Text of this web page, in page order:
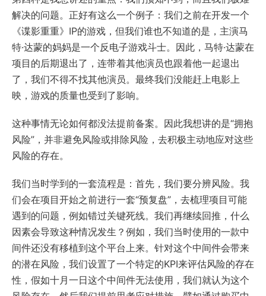
解决的问题。正好有这么一个例子：我们之前在开发一个
《谍影重重》IP的游戏，但我们谁也不知道的是，主演马
特·达蒙的妈妈是一个反电子游戏斗士。因此，马特·达蒙在
项目的后期退出了，连带着其他演员也跟着他一起退出
了，我们不得不找其他演员。最终我们没能赶上电影上
映，游戏的质量也受到了影响。
这种事情无论如何都没法提前备案。因此我想讲的是“拥抱
风险”，并非避免风险或排除风险，去积极主动地应对这些
风险的存在。
我们当时学到的一套流程是：首先，我们要分辨风险。我
们会在项目开始之前进行一套“预复盘”，去梳理项目可能
遇到的问题，例如错过关键死线。我们再继续回推，什么
因素会导致这种情况发生？例如，我们当时使用的一款中
间件还没有移植到这个平台上来。针对这个中间件会带来
的潜在风险，我们设置了一个特定的KPI来评估风险的存在
性，假如十月一日这个中间件无法使用，我们就认为这个